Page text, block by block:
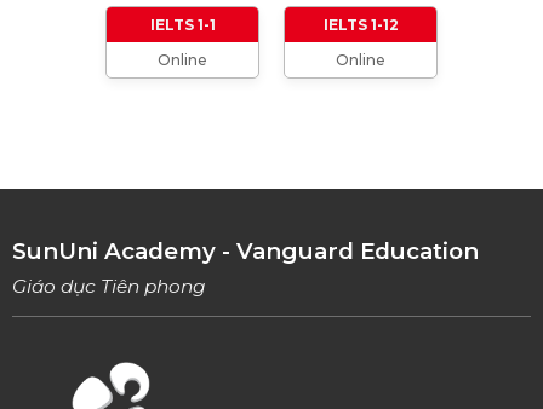
TỔNG HỢP CÁCH XƯNG HÔ TRONG TIẾNG
ANH (Từ formal đến informal)
DỤNG VÀ CÁCH VẬN DỤNG
IELTS 1-1
Online
IELTS 1-12
Online
SunUni Academy - Vanguard Education
Giáo dục Tiên phong